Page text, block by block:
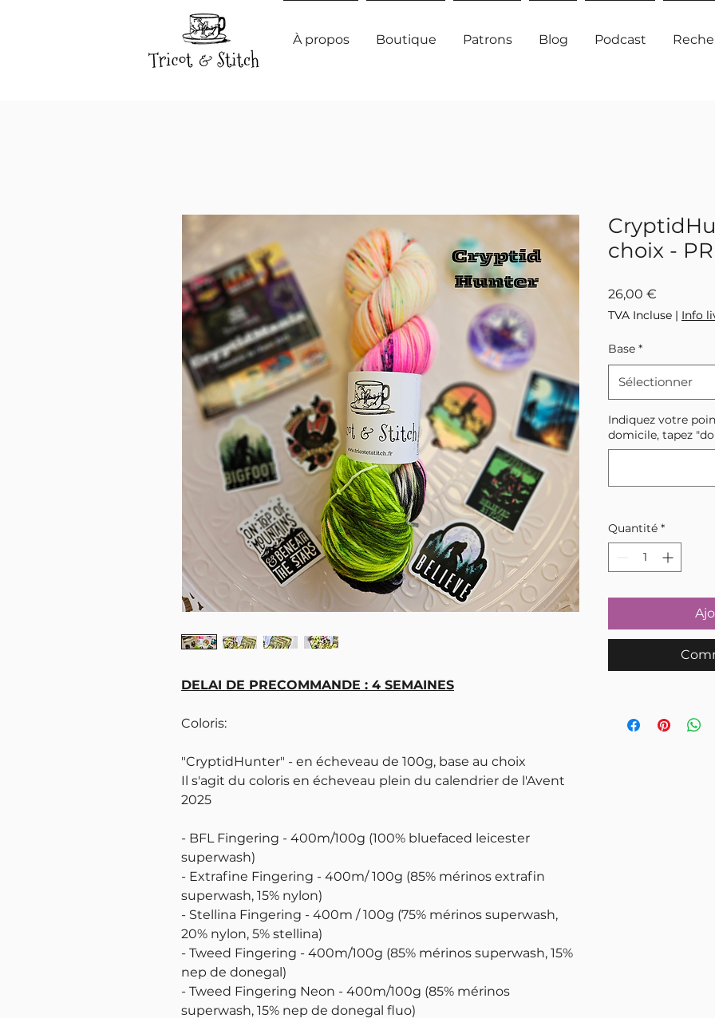
À propos Boutique Patrons Blog Podcast
DELAI DE PRECOMMANDE : 4 SEMAINES
Coloris:
"CryptidHunter" - en écheveau de 100g, base au choix
Il s'agit du coloris en écheveau plein du calendrier de l'Avent
2025
- BFL Fingering - 400m/100g (100% bluefaced leicester
superwash)
- Extrafine Fingering - 400m/ 100g (85% mérinos extrafin
superwash, 15% nylon)
- Stellina Fingering - 400m / 100g (75% mérinos superwash,
20% nylon, 5% stellina)
- Tweed Fingering - 400m/100g (85% mérinos superwash, 15%
nep de donegal)
- Tweed Fingering Neon - 400m/100g (85% mérinos
superwash, 15% nep de donegal fluo)
choix -
26,00 €
TVA Incluse | Info
Base *
Sélectionner
Indiquez votre
domicile, tapez
Quantité *